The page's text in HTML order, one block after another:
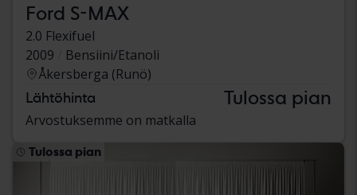
Ford S-MAX
2.0 Flexifuel
2009
Bensiini/Etanoli
Åkersberga (Runö)
Lähtöhinta Tulossa pian
Arvostuksemme on matkalla
Tulossa pian